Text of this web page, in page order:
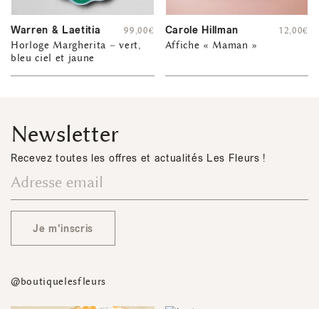
Warren & Laetitia
Horloge Margherita – vert,
bleu ciel et jaune
99,00€ Carole Hillman
Affiche « Maman »
12,00€
Newsletter
Recevez toutes les offres et actualités Les Fleurs !
Je m'inscris
@boutiquelesfleurs